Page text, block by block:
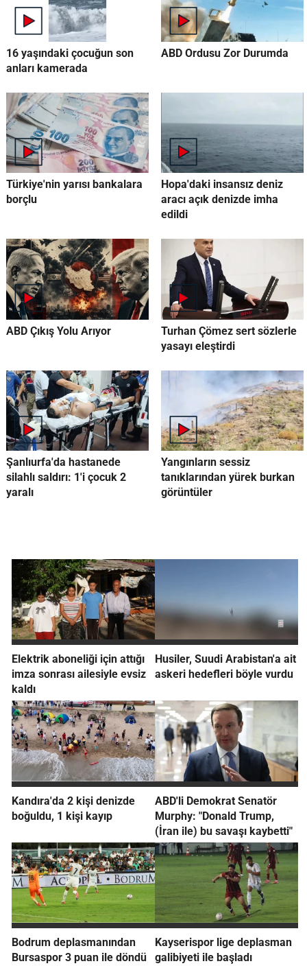
16 yaşındaki çocuğun son
anları kamerada
ABD Ordusu Zor Durumda
Türkiye'nin yarısı bankalara
borçlu
Hopa'daki insansız deniz
aracı açık denizde imha
edildi
ABD Çıkış Yolu Arıyor
Turhan Çömez sert sözlerle
yasayı eleştirdi
Şanlıurfa'da hastanede
silahlı saldırı: 1'i çocuk 2
yaralı
Yangınların sessiz
tanıklarından yürek burkan
görüntüler
Elektrik aboneliği için attığı
imza sonrası ailesiyle evsiz
kaldı
Husiler, Suudi Arabistan'a ait
askeri hedefleri böyle vurdu
Kandıra'da 2 kişi denizde
boğuldu, 1 kişi kayıp
ABD'li Demokrat Senatör
Murphy: "Donald Trump,
(İran ile) bu savaşı kaybetti"
Bodrum deplasmanından
Bursaspor 3 puan ile döndü
Kayserispor lige deplasman
galibiyeti ile başladı